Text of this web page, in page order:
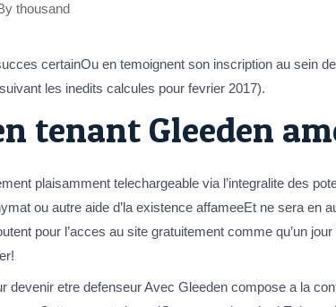
thousand
certainOu en temoignent son inscription au sein
les inedits calcules pour fevrier 2017).
tenant Gleeden
plaisamment telechargeable via l’integralite des
ou autre aide d’la existence affameeEt ne sera
pour l’acces au site gratuitement comme qu’un
devenir etre defenseur Avec Gleeden compose a la